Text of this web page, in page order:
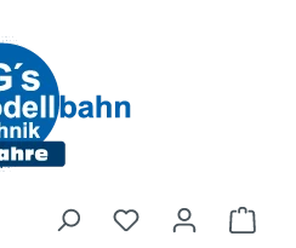
Du hast 0